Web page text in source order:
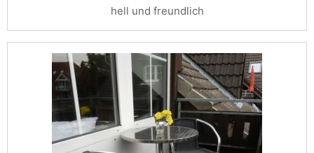
hell und freundlich